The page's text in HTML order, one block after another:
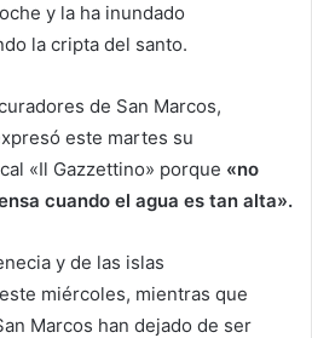
y la ha inundado
la cripta del santo.
de San Marcos,
este martes su
«Il Gazzettino» porque «no
cuando el agua es tan alta».
y de las islas
miércoles, mientras que
Marcos han dejado de ser